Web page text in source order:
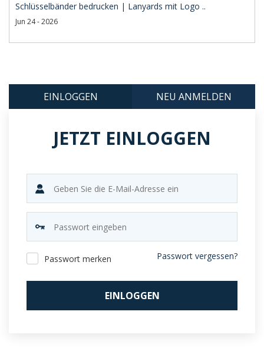
Schlüsselbänder bedrucken | Lanyards mit Logo ..
Jun 24 - 2026
EINLOGGEN NEU ANMELDEN
JETZT EINLOGGEN
Passwort merken Passwort vergessen?
EINLOGGEN